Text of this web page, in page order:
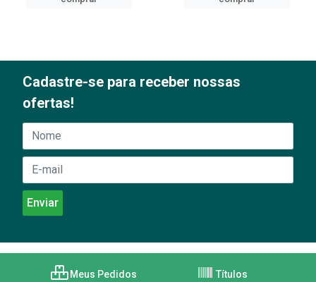
Cadastre-se para receber nossas
ofertas!
Meus Pedidos Títulos